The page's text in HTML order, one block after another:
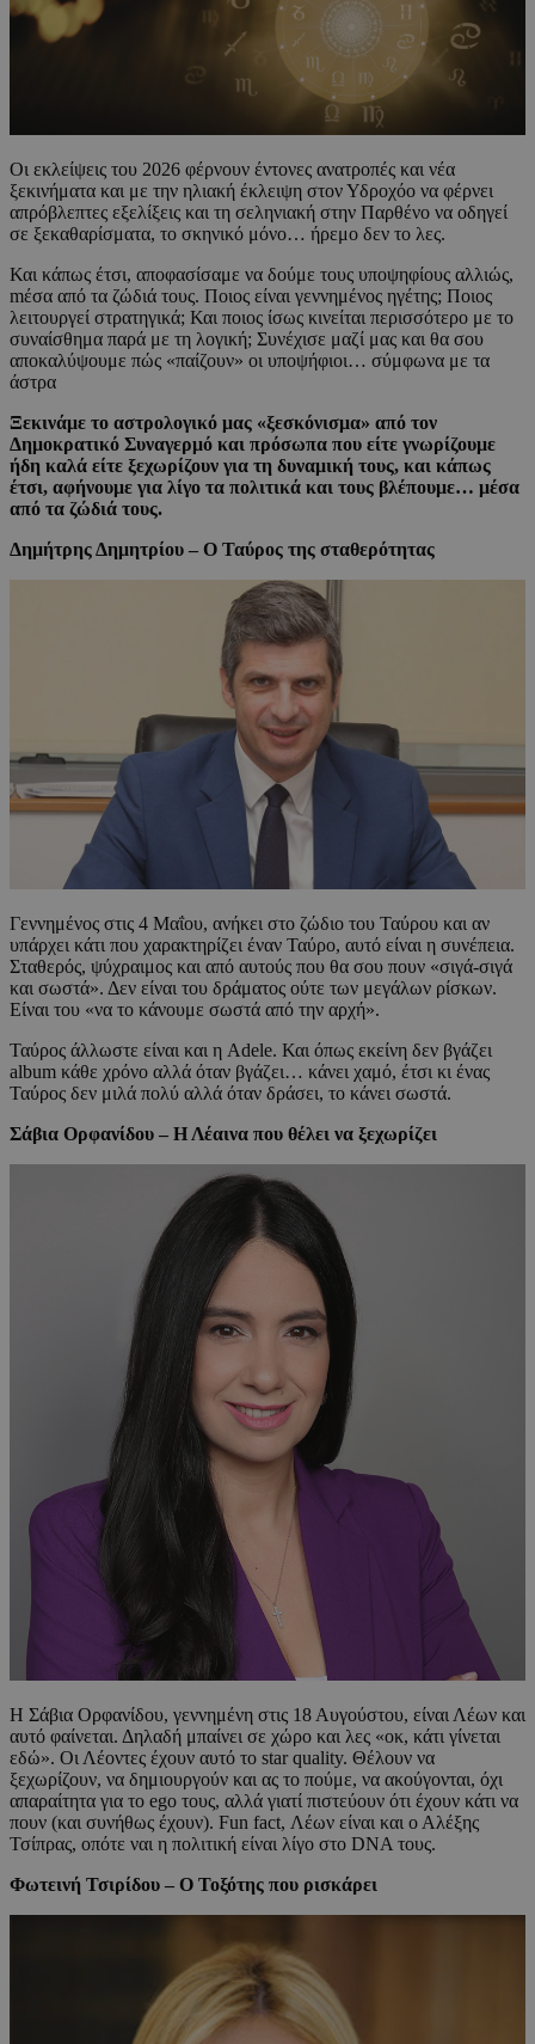
Οι εκλείψεις του 2026 φέρνουν έντονες ανατροπές και νέα
ξεκινήματα και με την ηλιακή έκλειψη στον Υδροχόο να φέρνει
απρόβλεπτες εξελίξεις και τη σεληνιακή στην Παρθένο να οδηγεί
σε ξεκαθαρίσματα, το σκηνικό μόνο… ήρεμο δεν το λες.
Και κάπως έτσι, αποφασίσαμε να δούμε τους υποψηφίους αλλιώς,
mέσα από τα ζώδιά τους. Ποιος είναι γεννημένος ηγέτης; Ποιος
λειτουργεί στρατηγικά; Και ποιος ίσως κινείται περισσότερο με το
συναίσθημα παρά με τη λογική; Συνέχισε μαζί μας και θα σου
αποκαλύψουμε πώς «παίζουν» οι υποψήφιοι… σύμφωνα με τα
άστρα
Ξεκινάμε το αστρολογικό μας «ξεσκόνισμα» από τον
Δημοκρατικό Συναγερμό και πρόσωπα που είτε γνωρίζουμε
ήδη καλά είτε ξεχωρίζουν για τη δυναμική τους, και κάπως
έτσι, αφήνουμε για λίγο τα πολιτικά και τους βλέπουμε… μέσα
από τα ζώδιά τους.
Δημήτρης Δημητρίου – Ο Ταύρος της σταθερότητας
Γεννημένος στις 4 Μαΐου, ανήκει στο ζώδιο του Ταύρου και αν
υπάρχει κάτι που χαρακτηρίζει έναν Ταύρο, αυτό είναι η συνέπεια.
Σταθερός, ψύχραιμος και από αυτούς που θα σου πουν «σιγά-σιγά
και σωστά». Δεν είναι του δράματος ούτε των μεγάλων ρίσκων.
Είναι του «να το κάνουμε σωστά από την αρχή».
Ταύρος άλλωστε είναι και η Adele. Και όπως εκείνη δεν βγάζει
album κάθε χρόνο αλλά όταν βγάζει… κάνει χαμό, έτσι κι ένας
Ταύρος δεν μιλά πολύ αλλά όταν δράσει, το κάνει σωστά.
Σάβια Ορφανίδου – Η Λέαινα που θέλει να ξεχωρίζει
Η Σάβια Ορφανίδου, γεννημένη στις 18 Αυγούστου, είναι Λέων και
αυτό φαίνεται. Δηλαδή μπαίνει σε χώρο και λες «οκ, κάτι γίνεται
εδώ». Οι Λέοντες έχουν αυτό το star quality. Θέλουν να
ξεχωρίζουν, να δημιουργούν και ας το πούμε, να ακούγονται, όχι
απαραίτητα για το ego τους, αλλά γιατί πιστεύουν ότι έχουν κάτι να
πουν (και συνήθως έχουν). Fun fact, Λέων είναι και ο Αλέξης
Τσίπρας, οπότε ναι η πολιτική είναι λίγο στο DNA τους.
Φωτεινή Τσιρίδου – Ο Τοξότης που ρισκάρει